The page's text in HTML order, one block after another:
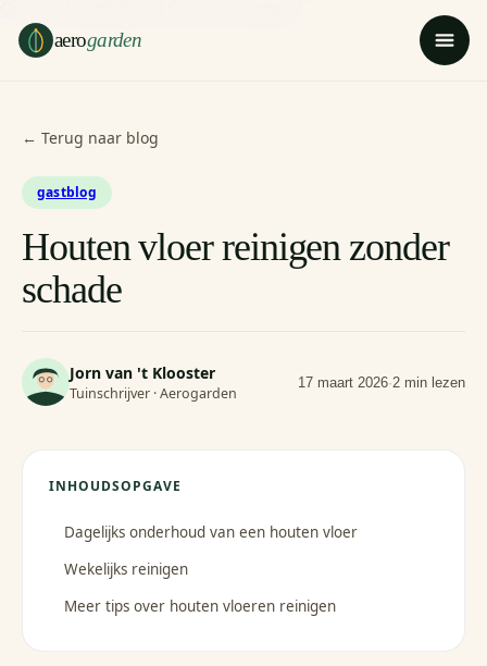
aerogarden
← Terug naar blog
gastblog
Houten vloer reinigen zonder
schade
Jorn van 't Klooster
Tuinschrijver · Aerogarden
17 maart 2026·2 min lezen
INHOUDSOPGAVE
Dagelijks onderhoud van een houten vloer
Wekelijks reinigen
Meer tips over houten vloeren reinigen